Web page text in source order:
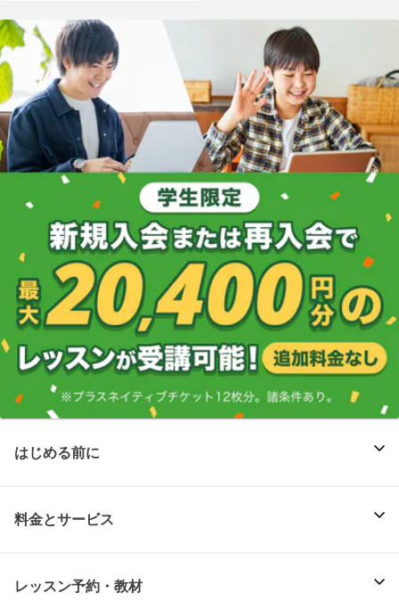
はじめる前に
料金とサービス
レッスン予約・教材